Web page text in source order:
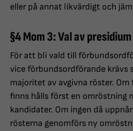
eller på annat likvärdigt och
§4 Mom 3: Val av presidium
För att bli vald till
vice förbundsordförande krävs
majoritet av avgivna röster.
finns hålls först en omröstning
kandidater. Om ingen då
rösterna genomförs ny